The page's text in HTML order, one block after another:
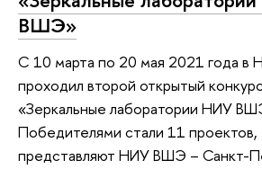
ВШЭ»
С 10 марта по 20 мая 2021 года
проходил второй открытый
«Зеркальные лаборатории НИУ
Победителями стали 11 проектов,
представляют НИУ ВШЭ – Санкт-